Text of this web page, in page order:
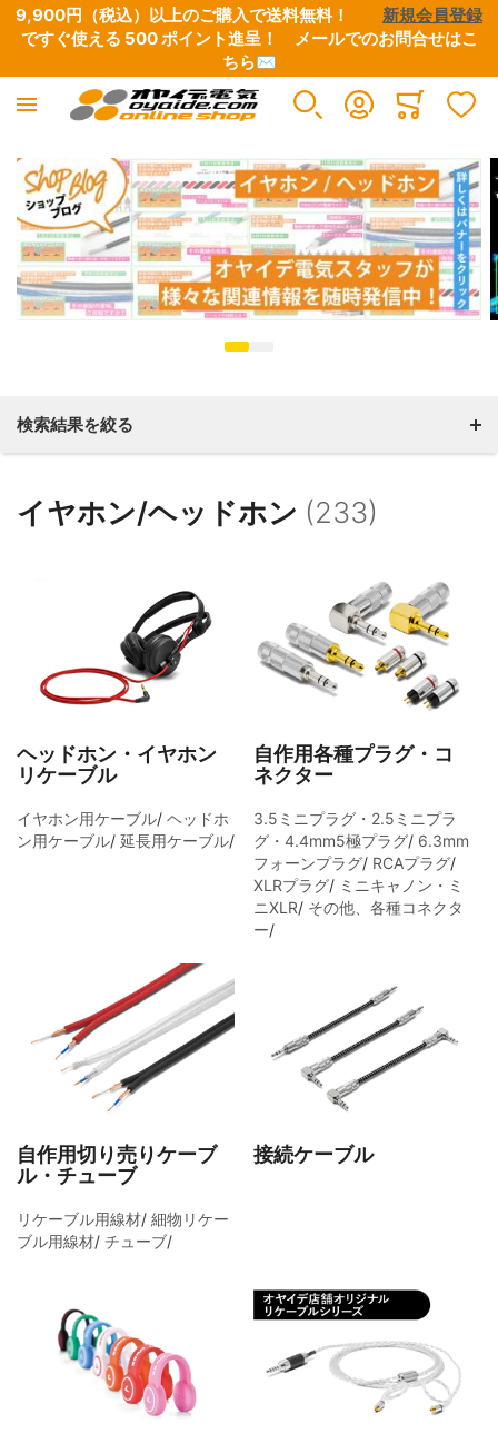
9,900円（税込）以上のご購入で送料無料！ 新規会員登録
ですぐ使える 500 ポイント進呈！ メールでのお問合せはこ
ちら✉
ヘッドホン・イヤホンリケーブル
すべての商品
イヤホン用ケーブル
ヘッドホン用ケーブル
自作用各種プラグ・コネクター
すべての商品
3.5ミニプラグ・2.5ミニプラグ・4.4MM5極プラグ
6.3MMフォーンプラグ
その他、各種コネクター
自作用切り売りケーブル・チューブ
すべての商品
リケーブル用線材
細物リケーブル用線材
検索結果を絞る
イヤホン/ヘッドホン (233)
ヘッドホン・イヤホン
リケーブル
イヤホン用ケーブル/ ヘッドホ
ン用ケーブル/ 延長用ケーブル/
自作用各種プラグ・コ
ネクター
3.5ミニプラグ・2.5ミニプラ
グ・4.4mm5極プラグ/ 6.3mm
フォーンプラグ/ RCAプラグ/
XLRプラグ/ ミニキャノン・ミ
ニXLR/ その他、各種コネクタ
ー/
自作用切り売りケーブ
ル・チューブ
リケーブル用線材/ 細物リケー
ブル用線材/ チューブ/
接続ケーブル